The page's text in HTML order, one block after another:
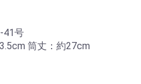
41号
筒丈：約27cm